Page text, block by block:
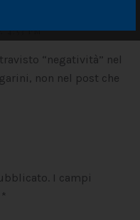
4:53 PM
“negatività” nel
non nel post che
I campi
*